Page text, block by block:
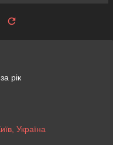
рік
Україна